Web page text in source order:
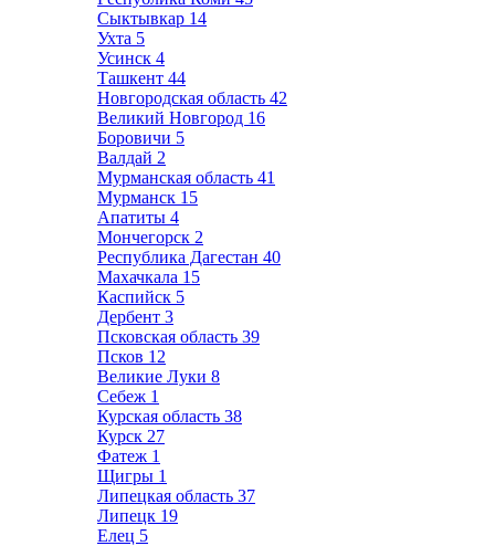
Сыктывкар 14
Ухта 5
Усинск 4
Ташкент 44
Новгородская область 42
Великий Новгород 16
Боровичи 5
Валдай 2
Мурманская область 41
Мурманск 15
Апатиты 4
Мончегорск 2
Республика Дагестан 40
Махачкала 15
Каспийск 5
Дербент 3
Псковская область 39
Псков 12
Великие Луки 8
Себеж 1
Курская область 38
Курск 27
Фатеж 1
Щигры 1
Липецкая область 37
Липецк 19
Елец 5